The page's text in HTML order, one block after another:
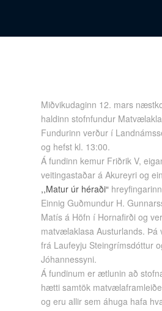
Miðvikudaginn 12. mars
haldinn stofnfundur
Fundurinn verður í
og hefst kl. 13:00.
Á fundinn kemur Friðrik V,
veitingastaðar á Akureyri og
,,Matur úr héraði“
Einnig Guðmundur H.
Matís á Höfn í Hornafirði og
matvælaklasa Austurlands. Þá
frá Laufeyju Steingrímsdóttur
Jóhannessyni.
Á fundinum er ætlunin að
hætti samtök
og eru allir sem áhuga hafa